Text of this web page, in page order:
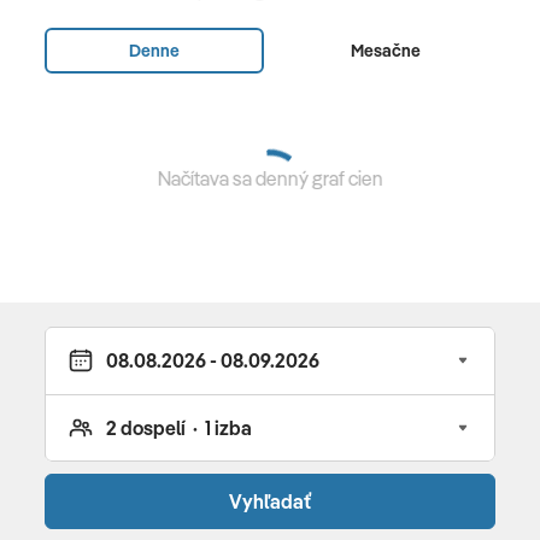
Vybavenie a služby hotela
zrekonštruovaný v zime 2016 • 261 izieb • vstupná hala s
• bary (lobby bar otvorený 24 h, po polnoci za poplatok)
poplatok)
miniklub (4 – 11 r.) • bazén • ihrisko • minidisco • detská
stolička • detská postieľka • detská strava na vyžiadanie
Reštaurácie
Denne Mesačne
Načítava sa denný graf cien
Vyhľadať